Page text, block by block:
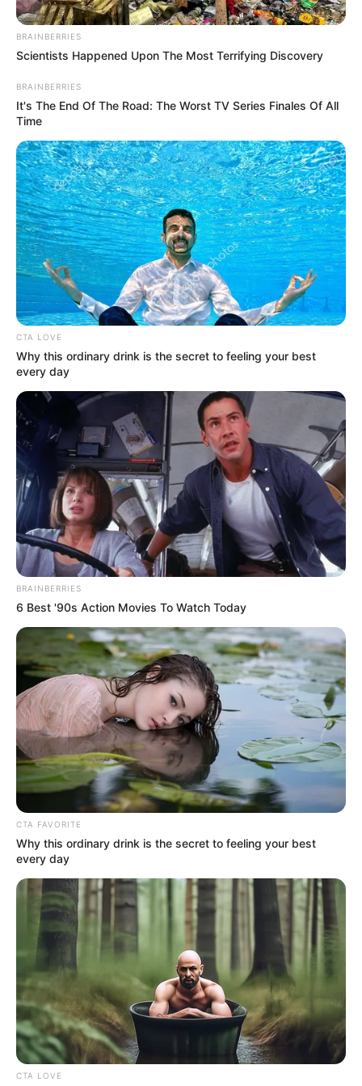
Posted
in
Friss hírek
Előkerülhet VV Fanni.. Döbbenet,
de itt, egyre több a bizonyíték rá
BRAINBERRIES
Scientists Happened Upon The Most Terrifying Discovery
BRAINBERRIES
It's The End Of The Road: The Worst TV Series Finales Of All
Time
CTA LOVE
Why this ordinary drink is the secret to feeling your best
every day
BRAINBERRIES
6 Best '90s Action Movies To Watch Today
CTA FAVORITE
Why this ordinary drink is the secret to feeling your best
every day
CTA LOVE